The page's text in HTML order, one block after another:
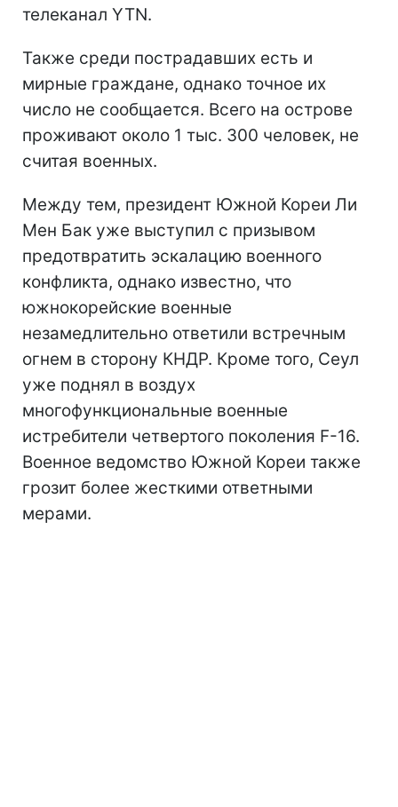
телеканал YTN.
Также среди пострадавших есть и
мирные граждане, однако точное их
число не сообщается. Всего на острове
проживают около 1 тыс. 300 человек, не
считая военных.
Между тем, президент Южной Кореи Ли
Мен Бак уже выступил с призывом
предотвратить эскалацию военного
конфликта, однако известно, что
южнокорейские военные
незамедлительно ответили встречным
огнем в сторону КНДР. Кроме того, Сеул
уже поднял в воздух
многофункциональные военные
истребители четвертого поколения F-16.
Военное ведомство Южной Кореи также
грозит более жесткими ответными
мерами.